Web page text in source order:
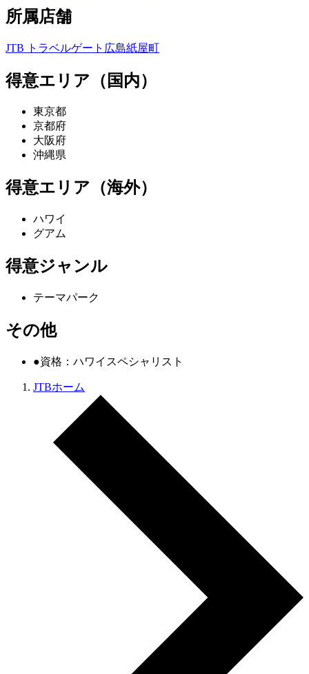
所属店舗
JTB トラベルゲート広島紙屋町
得意エリア（国内）
東京都
京都府
大阪府
沖縄県
得意エリア（海外）
ハワイ
グアム
得意ジャンル
テーマパーク
その他
●資格：ハワイスペシャリスト
JTBホーム